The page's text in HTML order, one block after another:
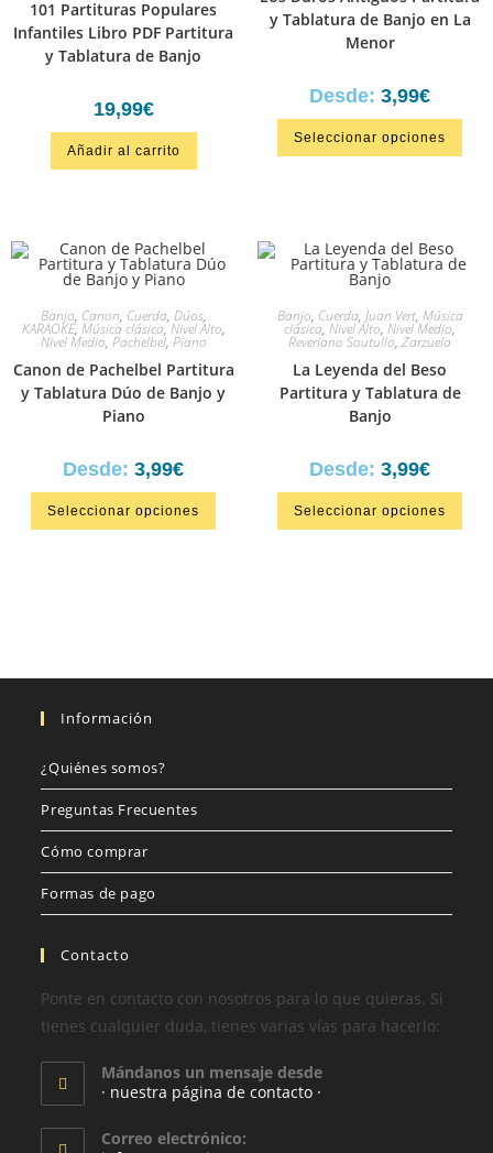
101 Partituras Populares
Infantiles Libro PDF Partitura
y Tablatura de Banjo
19,99€
Añadir al carrito
y Tablatura de Banjo en La
Menor
Desde: 3,99€
Seleccionar opciones
Banjo, Canon, Cuerda, Dúos,
KARAOKE, Música clásica,Nivel Alto,
Nivel Medio, Pachelbel, Piano
Canon de Pachelbel Partitura
y Tablatura Dúo de Banjo y
Piano
Desde: 3,99€
Seleccionar opciones
Banjo, Cuerda, Juan Vert, Música
clásica, Nivel Alto, Nivel Medio,
Reveriano Soutullo, Zarzuela
La Leyenda del Beso
Partitura y Tablatura de
Banjo
Desde: 3,99€
Seleccionar opciones
Información
¿Quiénes somos?
Preguntas Frecuentes
Cómo comprar
Formas de pago
Contacto
Ponte en contacto con nosotros para lo que quieras. Si
tienes cualquier duda, tienes varias vías para hacerlo:
Mándanos un mensaje desde
· nuestra página de contacto ·
Correo electrónico: